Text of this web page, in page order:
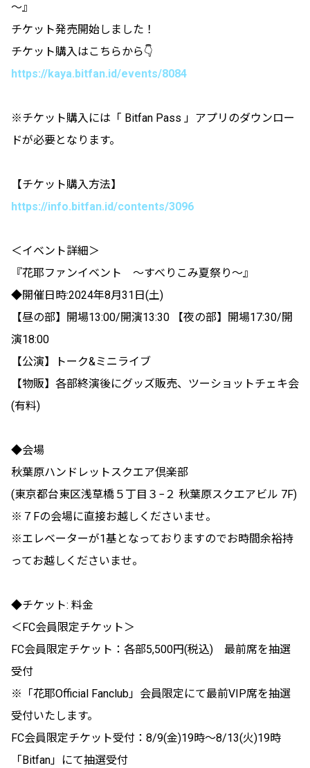
～』
チケット発売開始しました！
チケット購入はこちらから👇
https://kaya.bitfan.id/events/8084
※チケット購入には「 Bitfan Pass 」アプリのダウンロー
ドが必要となります。
【チケット購入方法】
https://info.bitfan.id/contents/3096
＜イベント詳細＞
『花耶ファンイベント ～すべりこみ夏祭り～』
◆開催日時:2024年8月31日(土)
【昼の部】開場13:00/開演13:30 【夜の部】開場17:30/開
演18:00
【公演】トーク&ミニライブ
【物販】各部終演後にグッズ販売、ツーショットチェキ会
(有料)
◆会場
秋葉原ハンドレットスクエア倶楽部
(東京都台東区浅草橋５丁目３−２ 秋葉原スクエアビル 7F)
※７Fの会場に直接お越しくださいませ。
※エレベーターが1基となっておりますのでお時間余裕持
ってお越しくださいませ。
◆チケット: 料金
＜FC会員限定チケット＞
FC会員限定チケット：各部5,500円(税込) 最前席を抽選
受付
※「花耶Official Fanclub」会員限定にて最前VIP席を抽選
受付いたします。
FC会員限定チケット受付：8/9(金)19時～8/13(火)19時
「Bitfan」にて抽選受付